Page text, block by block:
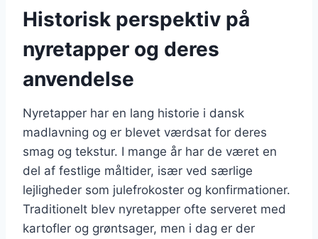
Historisk perspektiv på
nyretapper og deres
anvendelse
Nyretapper har en lang historie i dansk
madlavning og er blevet værdsat for deres
smag og tekstur. I mange år har de været en
del af festlige måltider, især ved særlige
lejligheder som julefrokoster og konfirmationer.
Traditionelt blev nyretapper ofte serveret med
kartofler og grøntsager, men i dag er der